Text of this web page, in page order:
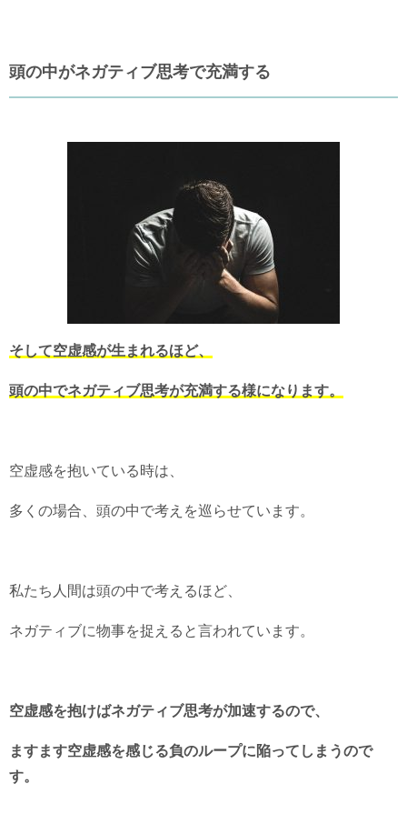
頭の中がネガティブ思考で充満する
そして空虚感が生まれるほど、
頭の中でネガティブ思考が充満する様になります。
空虚感を抱いている時は、
多くの場合、頭の中で考えを巡らせています。
私たち人間は頭の中で考えるほど、
ネガティブに物事を捉えると言われています。
空虚感を抱けばネガティブ思考が加速するので、
ますます空虚感を感じる負のループに陥ってしまうので
す。